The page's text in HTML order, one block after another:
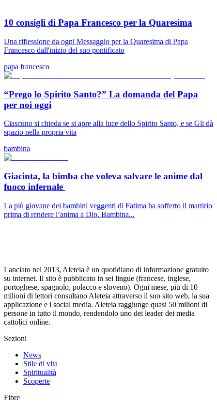
10 consigli di Papa Francesco per la Quaresima
Una riflessione da ogni Messaggio per la Quaresima di Papa
Francesco dall'inizio del suo pontificato
papa francesco
“Prego lo Spirito Santo?” La domanda del Papa
per noi oggi
Ciascuno si chieda se si apre alla luce dello Spirito Santo, e se Gli dà
spazio nella propria vita
bambina
Giacinta, la bimba che voleva salvare le anime dal
fuoco infernale
La più giovane dei bambini veggenti di Fatima ha sofferto il martirio
prima di rendere l’anima a Dio. Bambina...
Lanciato nel 2013, Aleteia è un quotidiano di informazione gratuito
su internet. Il sito è pubblicato in sei lingue (francese, inglese,
portoghese, spagnolo, polacco e sloveno). Ogni mese, più di 10
milioni di lettori consultano Aleteia attraverso il suo sito web, la sua
applicazione e i social media. Aleteia raggiunge quasi 50 milioni di
persone in tutto il mondo, rendendolo uno dei leader dei media
cattolici online.
Sezioni
News
Stile di vita
Spiritualità
Scoperte
Fibre